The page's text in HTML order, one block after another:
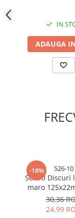
Becuri
Cabluri electrice si
Intrerupatoare
Lampi si veioze
Insecticide &
Kit-uri Smart
Pet shop
Perii, trimere si
Zgarzi, lese si
Produse ingrijire
IN
ADAUGA
-18% 526-10
Set 10 Discuri
maro
pentru slefuit
pentru polizor
30,36
24,99